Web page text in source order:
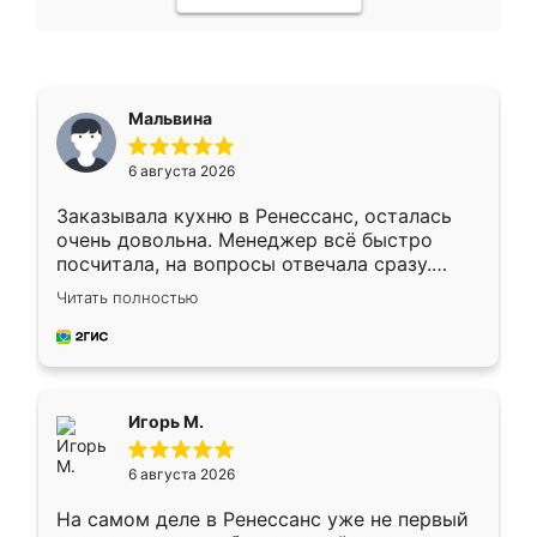
Мальвина
6 августа 2026
Заказывала кухню в Ренессанс, осталась
очень довольна. Менеджер всё быстро
посчитала, на вопросы отвечала сразу.
Замерщик приехал в субботу, подошёл к
делу со всей ответственностью. Собрали
за день, ребята работали аккуратно, даже
Читать полностью
Игорь М.
6 августа 2026
На самом деле в Ренессанс уже не первый